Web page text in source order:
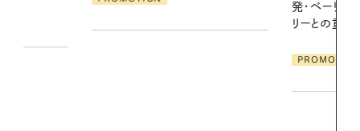
発・ベーリングの腕時計】 アクセサ